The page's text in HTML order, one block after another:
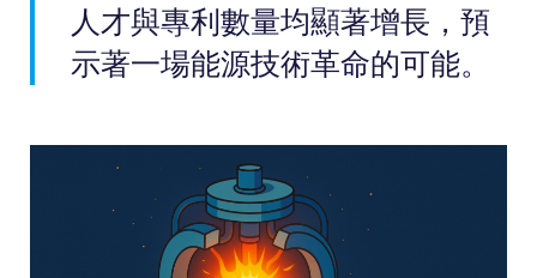
人才與專利數量均顯著增長，預
示著一場能源技術革命的可能。